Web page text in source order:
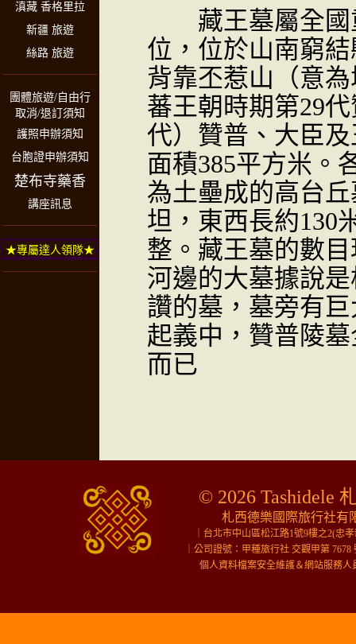
滇藏 香格里拉
新疆 旅遊
絲路 旅遊
團體旅遊/自由行
取消/退訂須知
護照申辦須知
台胞證申辦須知
楚布寺藥香
講座訊息
★專屬達人領隊★
藏王墓屬全國
位，位於山南窮
背靠丕惹山（意
蕃王朝時期第29
代）贊普、大臣
面積385平方米。
為土壘成的高台
坦，東西長約130
整。藏王墓的數
河邊的大墓據說
讚的墓，墓旁有
起義中，贊普陵
而已
© 2026 Tashidele
札西德樂國際旅行社有
｜台北市中山區松江路1號9樓之2(忠
｜公司證號：甲種旅行社 交觀甲第
個人資料檔案安全維護＆網站服務人